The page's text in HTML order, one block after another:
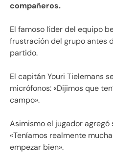
compañeros.
El famoso líder del equipo
frustración del grupo antes
partido.
El capitán Youri Tielemans
micrófonos: «Dijimos que
campo».
Asimismo el jugador
«Teníamos realmente
empezar bien».